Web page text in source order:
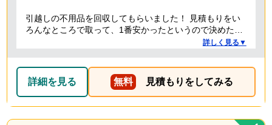
引越しの不用品を回収してもらいました！ 見積もりをい
ろんなところで取って、1番安かったというので決めたの
ですが、 対応や話し方も、丁寧で優しく、 作業自体も素
詳しく見る▼
詳細を見る 無料 見積もりをしてみる